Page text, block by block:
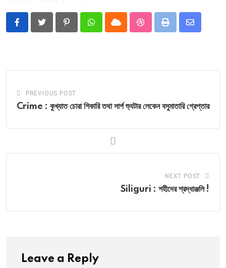
PinterestWhatsappCloud StumbleUpon
Print
Share
PREVIOUS POST
Crime : কুখ্যাত চোরা শিকারি তথা সার্প শ্যুটার লেকেন বসুমাতারি গ্রেপ্তার
NEXT POST
Siliguri : শহীদের শ্রদ্ধাঞ্জলি !
Leave a Reply